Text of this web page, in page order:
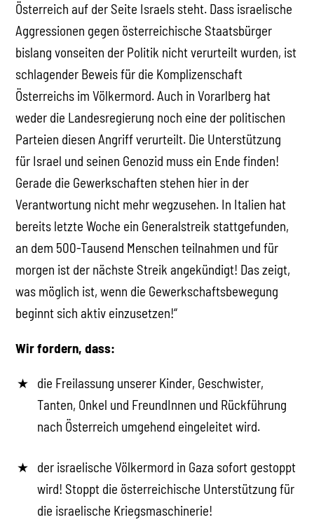
Österreich auf der Seite Israels steht. Dass israelische
Aggressionen gegen österreichische Staatsbürger
bislang vonseiten der Politik nicht verurteilt wurden, ist
schlagender Beweis für die Komplizenschaft
Österreichs im Völkermord. Auch in Vorarlberg hat
weder die Landesregierung noch eine der politischen
Parteien diesen Angriff verurteilt. Die Unterstützung
für Israel und seinen Genozid muss ein Ende finden!
Gerade die Gewerkschaften stehen hier in der
Verantwortung nicht mehr wegzusehen. In Italien hat
bereits letzte Woche ein Generalstreik stattgefunden,
an dem 500-Tausend Menschen teilnahmen und für
morgen ist der nächste Streik angekündigt! Das zeigt,
was möglich ist, wenn die Gewerkschaftsbewegung
beginnt sich aktiv einzusetzen!“
Wir fordern, dass:
die Freilassung unserer Kinder, Geschwister,
Tanten, Onkel und FreundInnen und Rückführung
nach Österreich umgehend eingeleitet wird.
der israelische Völkermord in Gaza sofort gestoppt
wird! Stoppt die österreichische Unterstützung für
die israelische Kriegsmaschinerie!